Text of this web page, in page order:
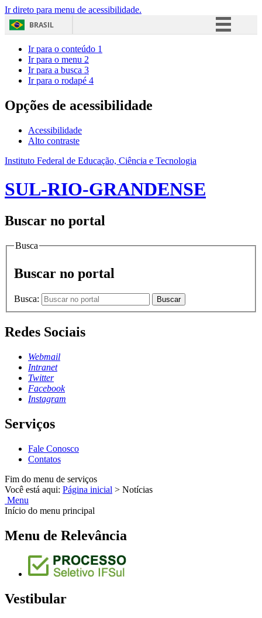
Ir direto para menu de acessibilidade.
BRASIL
Acesso à informação
Ir para o conteúdo 1
Ir para o menu 2
Ir para a busca 3
Ir para o rodapé 4
Opções de acessibilidade
Acessibilidade
Alto contraste
Instituto Federal de Educação, Ciência e Tecnologia
SUL-RIO-GRANDENSE
Buscar no portal
Busca
Buscar no portal
Busca: Buscar
Redes Sociais
Webmail
Intranet
Twitter
Facebook
Instagram
Serviços
Fale Conosco
Contatos
Fim do menu de serviços
Você está aqui: Página inicial > Notícias
Menu
Início do menu principal
Menu de Relevância
Vestibular